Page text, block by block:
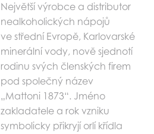
Největší výrobce a distributor
nealkoholických nápojů
ve střední Evropě, Karlovarské
minerální vody, nově sjednotí
rodinu svých členských firem
pod společný název
„Mattoni 1873“. Jméno
zakladatele a rok vzniku
symbolicky přikryjí orlí křídla